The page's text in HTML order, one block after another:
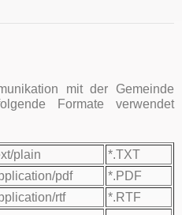
mit der Gemeinde
Formate verwendet
plain
*.TXT
pdf
*.PDF
rtf
*.RTF